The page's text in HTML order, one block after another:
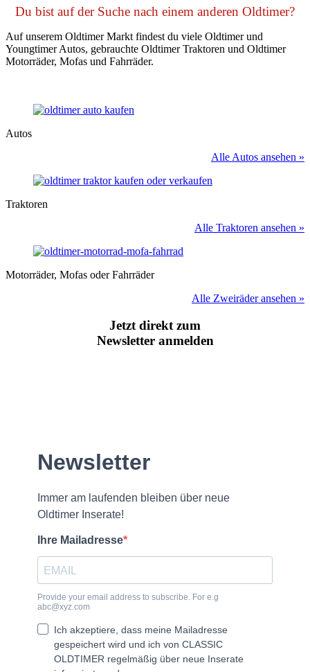
Du bist auf der Suche nach einem anderen Oldtimer?
Auf unserem Oldtimer Markt findest du viele Oldtimer und
Youngtimer Autos, gebrauchte Oldtimer Traktoren und Oldtimer
Motorräder, Mofas und Fahrräder.
Autos
Alle Autos ansehen »
Traktoren
Alle Traktoren ansehen »
Motorräder, Mofas oder Fahrräder
Alle Zweiräder ansehen »
Jetzt direkt zum
Newsletter anmelden